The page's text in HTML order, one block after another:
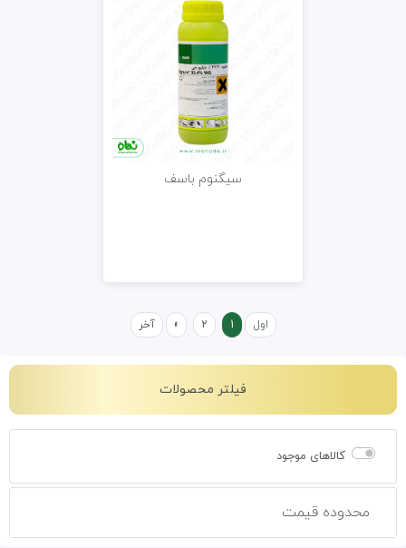
فیلتر محصولات
کالاهای موجود
محدوده قیمت
سیگنوم باسف
اول 1
2
» آخر